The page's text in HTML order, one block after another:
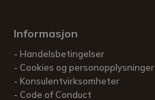
Informasjon
Handelsbetingelser
Cookies og personopplysninger
Konsulentvirksomheter
Code of Conduct